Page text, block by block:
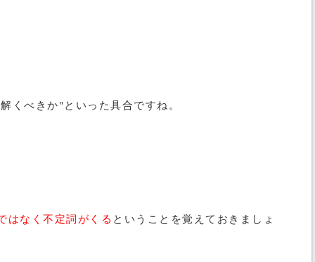
くべきか"といった具合ですね。
はなく不定詞がくる ということを覚えておきましょ